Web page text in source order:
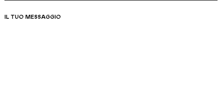
IL TUO MESSAGGIO